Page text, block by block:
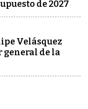
de 2027
Velásquez
general de la